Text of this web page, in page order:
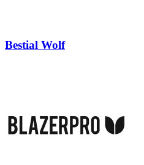
Bestial Wolf